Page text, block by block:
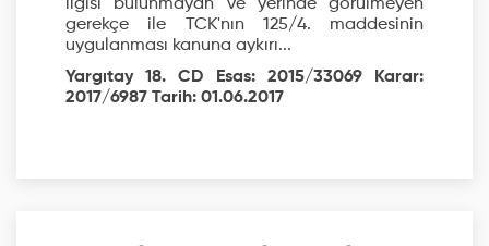
ilgisi bulunmayan ve yerinde görülmeyen
gerekçe ile TCK'nın 125/4. maddesinin
uygulanması kanuna aykırı...
Yargıtay 18. CD Esas: 2015/33069 Karar:
2017/6987 Tarih: 01.06.2017